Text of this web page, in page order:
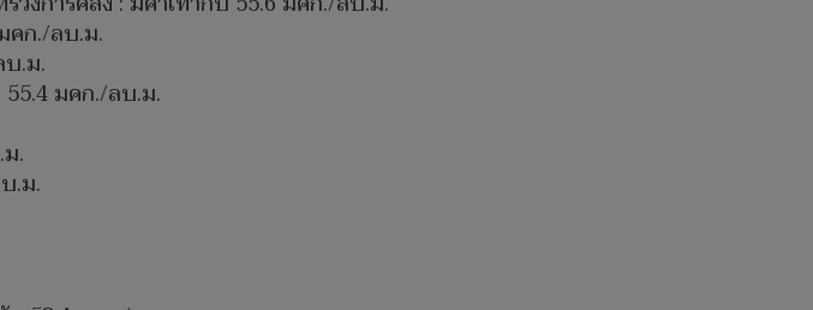
คก./ลบ.ม.
บ.ม.
55.4 มคก./ลบ.ม.
.
.ม.